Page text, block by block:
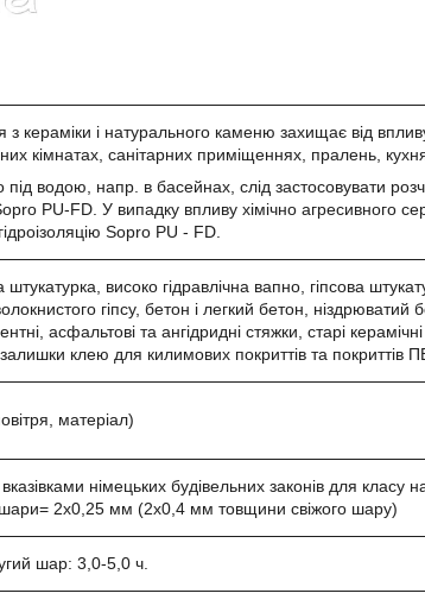
з кераміки і натурального каменю захищає від
кімнатах, санітарних приміщеннях, пралень,
під водою, напр. в басейнах, слід застосовувати
PU-FD. У випадку впливу хімічно агресивного
Sopro PU - FD.
високо гідравлічна вапно, гіпсова
гіпсу, бетон і легкий бетон, ніздрюватий
асфальтові та ангідридні стяжки, старі
залишки клею для килимових покриттів та покриттів
матеріал)
німецьких будівельних законів для класу
2х0,25 мм (2х0,4 мм товщини свіжого шару)
шар: 3,0-5,0 ч.